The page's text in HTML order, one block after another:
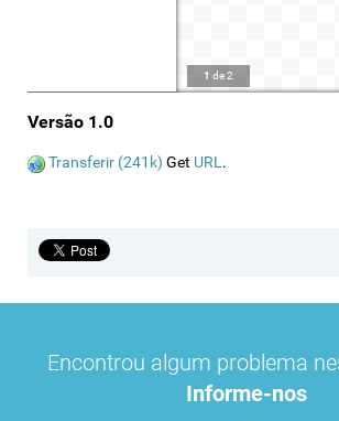
1 de2
Versão 1.0
Transferir (241k) Get URL.
Encontrou algum problema
Informe-nos